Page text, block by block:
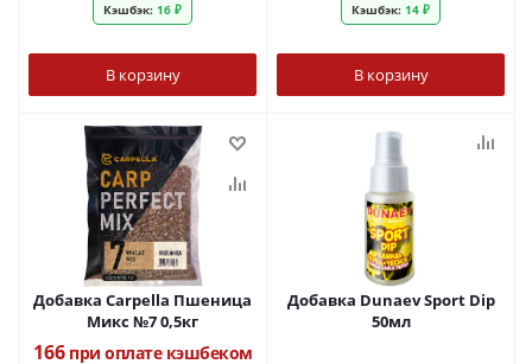
Кэшбэк: 16 ₽
В корзину
Кэшбэк: 14 ₽
В корзину
Добавка Carpella Пшеница
Микс №7 0,5кг
166при оплате кэшбеком
Добавка Dunaev Sport Dip
50мл